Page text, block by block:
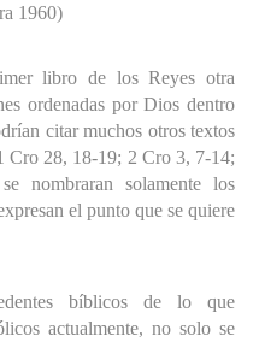
1960)
libro de los Reyes otra
ordenadas por Dios dentro
citar muchos otros textos
Cro 28, 18-19; 2 Cro 3, 7-14;
nombraran solamente los
el punto que se quiere
bíblicos de lo que
actualmente, no solo se